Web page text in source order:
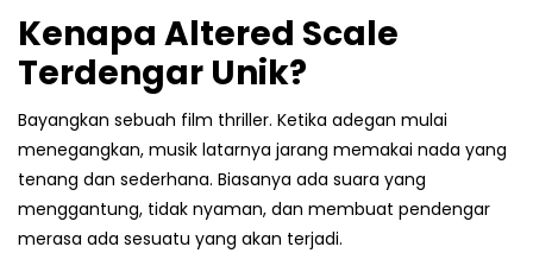
Kenapa Altered Scale
Terdengar Unik?
Bayangkan sebuah film thriller. Ketika adegan mulai
menegangkan, musik latarnya jarang memakai nada yang
tenang dan sederhana. Biasanya ada suara yang
menggantung, tidak nyaman, dan membuat pendengar
merasa ada sesuatu yang akan terjadi.